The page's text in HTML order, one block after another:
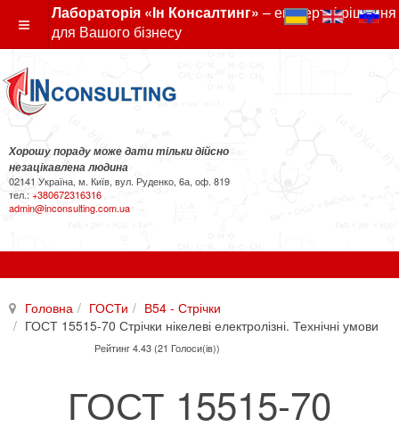
Лабораторія «Ін Консалтинг» – експертні рішення
для Вашого бізнесу
Хорошу пораду може дати тільки дійсно
незацікавлена людина
02141 Україна, м. Київ, вул. Руденко, 6а, оф. 819
тел.: +380672316316
admin@inconsulting.com.ua
Головна ГОСТи
В54 - Стрічки
ГОСТ 15515-70 Стрічки нікелеві електролізні. Технічні умови
Рейтинг 4.43 (21 Голоси(ів))
ГОСТ 15515-70